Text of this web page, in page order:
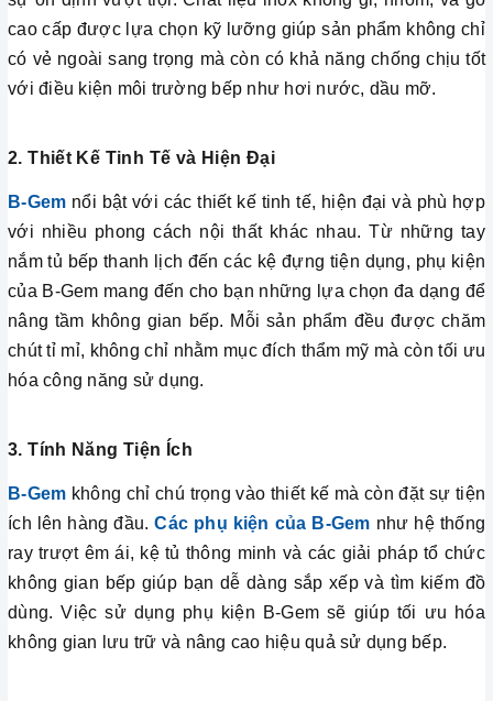
cao cấp được lựa chọn kỹ lưỡng giúp sản phẩm không chỉ
có vẻ ngoài sang trọng mà còn có khả năng chống chịu tốt
với điều kiện môi trường bếp như hơi nước, dầu mỡ.
2. Thiết Kế Tinh Tế và Hiện Đại
B-Gem nổi bật với các thiết kế tinh tế, hiện đại và phù hợp
với nhiều phong cách nội thất khác nhau. Từ những tay
nắm tủ bếp thanh lịch đến các kệ đựng tiện dụng, phụ kiện
của B-Gem mang đến cho bạn những lựa chọn đa dạng để
nâng tầm không gian bếp. Mỗi sản phẩm đều được chăm
chút tỉ mỉ, không chỉ nhằm mục đích thẩm mỹ mà còn tối ưu
hóa công năng sử dụng.
3. Tính Năng Tiện Ích
B-Gem không chỉ chú trọng vào thiết kế mà còn đặt sự tiện
ích lên hàng đầu.Các phụ kiện của B-Gem như hệ thống
ray trượt êm ái, kệ tủ thông minh và các giải pháp tổ chức
không gian bếp giúp bạn dễ dàng sắp xếp và tìm kiếm đồ
dùng. Việc sử dụng phụ kiện B-Gem sẽ giúp tối ưu hóa
không gian lưu trữ và nâng cao hiệu quả sử dụng bếp.